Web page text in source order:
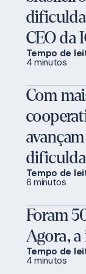
CEO da
Tempo de
4 minutos
Com
Tempo de
6 minutos
Foram
Agora,
Tempo de
4 minutos